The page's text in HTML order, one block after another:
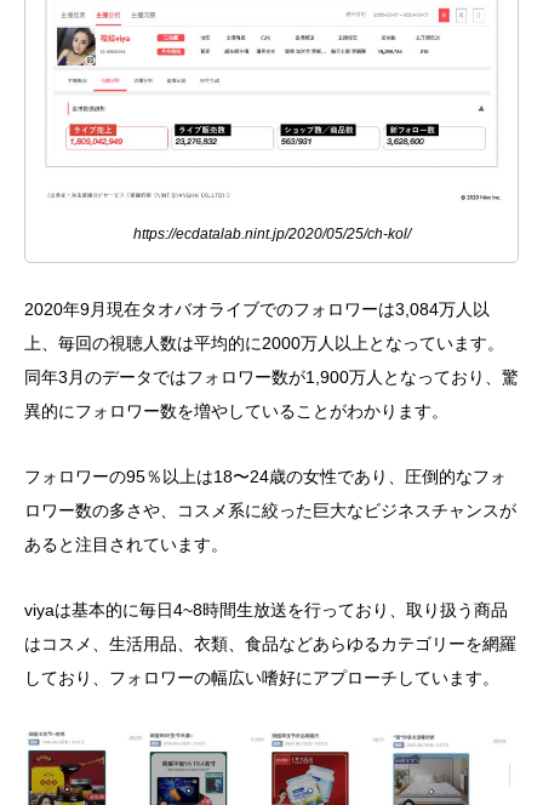
https://ecdatalab.nint.jp/2020/05/25/ch-kol/
2020年9月現在タオバオライブでのフォロワーは3,084万人以
上、毎回の視聴人数は平均的に2000万人以上となっています。
同年3月のデータではフォロワー数が1,900万人となっており、驚
異的にフォロワー数を増やしていることがわかります。
フォロワーの95％以上は18〜24歳の女性であり、圧倒的なフォ
ロワー数の多さや、コスメ系に絞った巨大なビジネスチャンスが
あると注目されています。
viyaは基本的に毎日4~8時間生放送を行っており、取り扱う商品
はコスメ、生活用品、衣類、食品などあらゆるカテゴリーを網羅
しており、フォロワーの幅広い嗜好にアプローチしています。